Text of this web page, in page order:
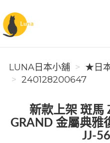
Luna日本小舖
LUNA日本小舖
★日
240128200647
新款上架 斑馬
GRAND 金屬典雅
JJ-